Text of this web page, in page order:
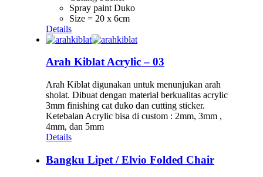
Spray paint Duko
Size = 20 x 6cm
Details
Arah Kiblat Acrylic – 03
Arah Kiblat digunakan untuk menunjukan arah
sholat. Dibuat dengan material berkualitas acrylic
3mm finishing cat duko dan cutting sticker.
Ketebalan Acrylic bisa di custom : 2mm, 3mm ,
4mm, dan 5mm
Details
Bangku Lipet / Elvio Folded Chair